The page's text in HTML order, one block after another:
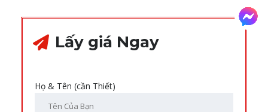
Lấy giá Ngay
Họ & Tên (cần Thiết)